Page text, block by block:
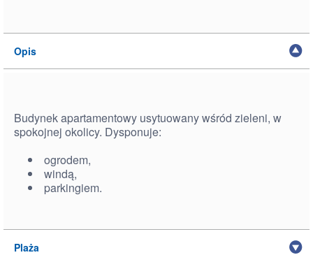
Opis
Budynek apartamentowy usytuowany wśród zieleni, w
spokojnej okolicy. Dysponuje:
ogrodem,
windą,
parkingiem.
Plaża